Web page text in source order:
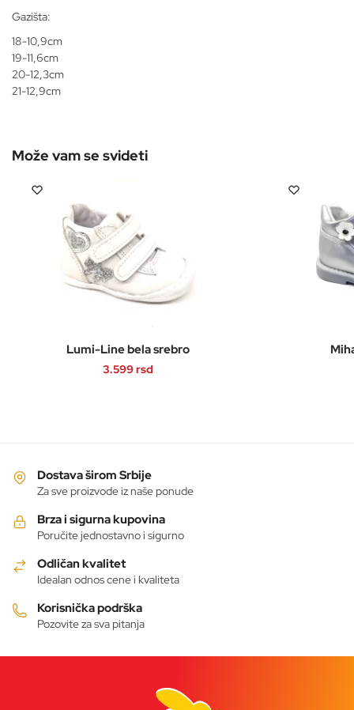
Gazišta:
18-10,9cm
19-11,6cm
20-12,3cm
21-12,9cm
Lumi-Line bela srebro
3.599rsd
varijanti.
Opcije
biti
stranici
proizvoda.
Dostava širom Srbije
Za sve proizvode iz naše ponude
Brza i sigurna kupovina
Poručite jednostavno i sigurno
Odličan kvalitet
Idealan odnos cene i kvaliteta
Korisnička podrška
Pozovite za sva pitanja